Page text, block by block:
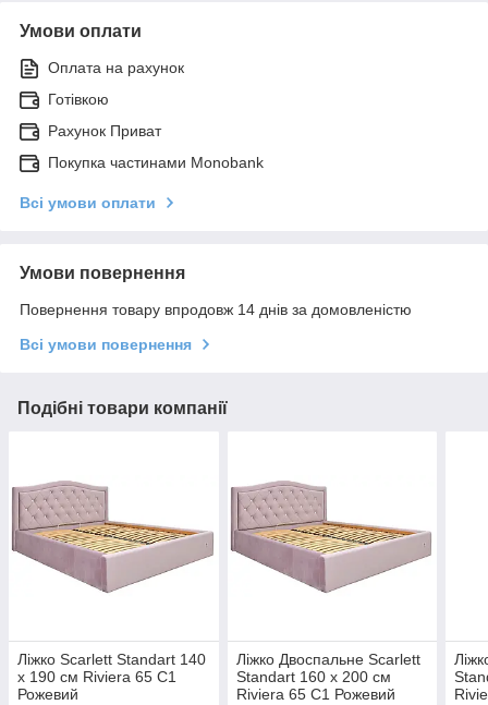
Умови оплати
Оплата на рахунок
Готівкою
Рахунок Приват
Покупка частинами Monobank
Всі умови оплати
Умови повернення
Повернення товару впродовж 14 днів за домовленістю
Всі умови повернення
Подібні товари компанії
Ліжко Scarlett Standart 140
х 190 см Riviera 65 С1
Рожевий
Ліжко Двоспальне Scarlett
Standart 160 х 200 см
Riviera 65 С1 Рожевий